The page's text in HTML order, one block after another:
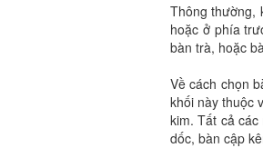
Thông thường,
hoặc ở phía
bàn trà, hoặc
Về cách chọn
khối này thuộc
kim. Tất cả
dốc, bàn cập